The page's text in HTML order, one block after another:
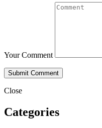
Your Comment
Close
Categories